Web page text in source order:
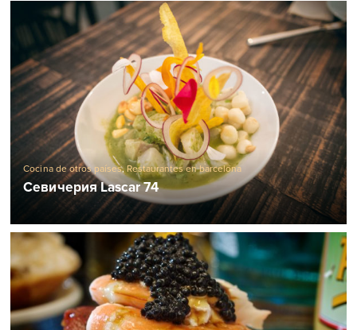
Cocina de otros países,Restaurantes en barcelona
Севичерия Lascar 74